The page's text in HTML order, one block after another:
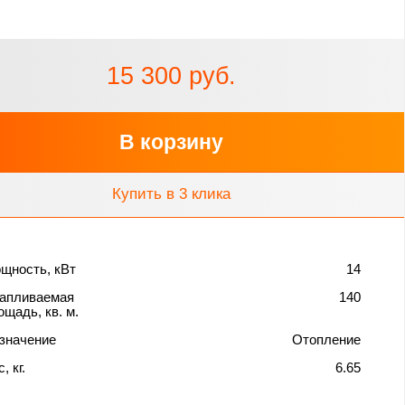
15 300 руб.
В корзину
Купить в 3 клика
кВт
14
кв. м.
140
Отопление
кг.
6.65